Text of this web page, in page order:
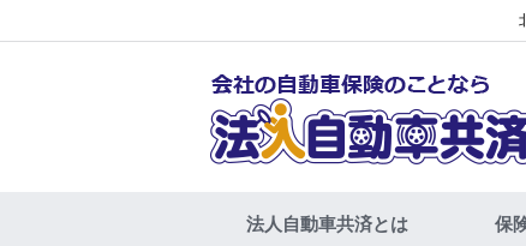
法人自動車共済とは 保